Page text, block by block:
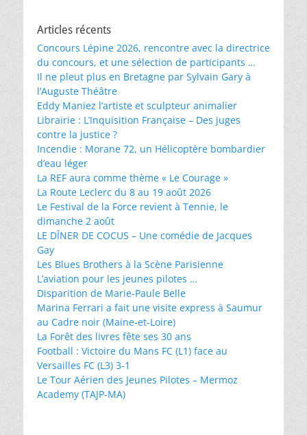
Articles récents
Concours Lépine 2026, rencontre avec la directrice
du concours, et une sélection de participants …
Il ne pleut plus en Bretagne par Sylvain Gary à
l’Auguste Théâtre
Eddy Maniez l’artiste et sculpteur animalier
Librairie : L’Inquisition Française – Des juges
contre la justice ?
Incendie : Morane 72, un Hélicoptère bombardier
d’eau léger
La REF aura comme thème « Le Courage »
La Route Leclerc du 8 au 19 août 2026
Le Festival de la Force revient à Tennie, le
dimanche 2 août
LE DÎNER DE COCUS – Une comédie de Jacques
Gay
Les Blues Brothers à la Scène Parisienne
L’aviation pour les jeunes pilotes …
Disparition de Marie-Paule Belle
Marina Ferrari a fait une visite express à Saumur
au Cadre noir (Maine-et-Loire)
La Forêt des livres fête ses 30 ans
Football : Victoire du Mans FC (L1) face au
Versailles FC (L3) 3-1
Le Tour Aérien des Jeunes Pilotes – Mermoz
Academy (TAJP-MA)